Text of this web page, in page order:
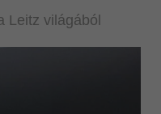
Leitz világából